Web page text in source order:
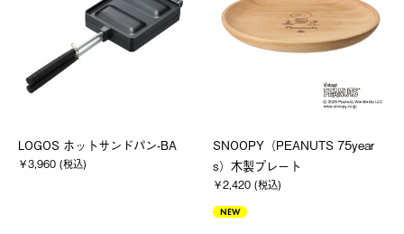
LOGOS ホットサンドパン-BA
￥3,960 (税込)
SNOOPY（PEANUTS 75year
s）木製プレート
￥2,420 (税込)
NEW